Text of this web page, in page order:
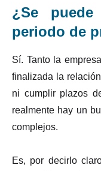
¿Se
periodo de
Sí. Tanto la
finalizada la
ni cumplir plazos
realmente hay un
complejos.
Es, por decirlo